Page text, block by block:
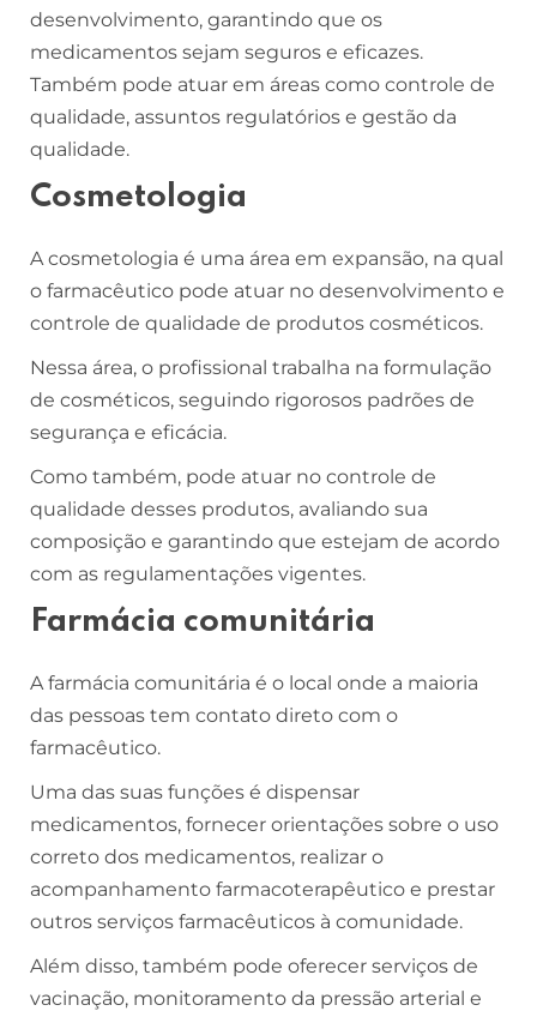
desenvolvimento, garantindo que os
medicamentos sejam seguros e eficazes.
Também pode atuar em áreas como controle de
qualidade, assuntos regulatórios e gestão da
qualidade.
Cosmetologia
A cosmetologia é uma área em expansão, na qual
o farmacêutico pode atuar no desenvolvimento e
controle de qualidade de produtos cosméticos.
Nessa área, o profissional trabalha na formulação
de cosméticos, seguindo rigorosos padrões de
segurança e eficácia.
Como também, pode atuar no controle de
qualidade desses produtos, avaliando sua
composição e garantindo que estejam de acordo
com as regulamentações vigentes.
Farmácia comunitária
A farmácia comunitária é o local onde a maioria
das pessoas tem contato direto com o
farmacêutico.
Uma das suas funções é dispensar
medicamentos, fornecer orientações sobre o uso
correto dos medicamentos, realizar o
acompanhamento farmacoterapêutico e prestar
outros serviços farmacêuticos à comunidade.
Além disso, também pode oferecer serviços de
vacinação, monitoramento da pressão arterial e